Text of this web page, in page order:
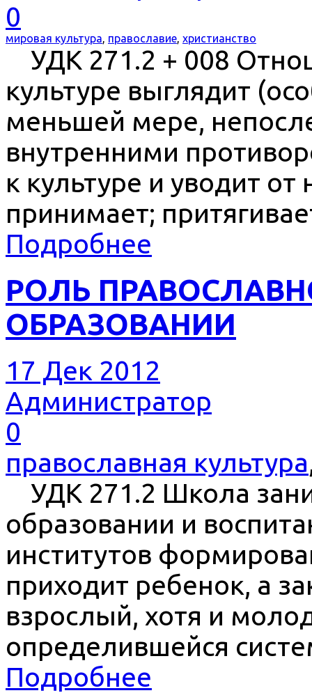
0
мировая культура, православие, христианство
УДК 271.2 + 008
культуре выглядит
меньшей мере,
внутренними
к культуре и уводит
принимает;
Подробнее
РОЛЬ
ОБРАЗОВАНИИ
17 Дек 2012
Администратор
0
православная культура
УДК 271.2 Школа
образовании и
институтов
приходит ребенок, а
взрослый, хотя и
определившейся
Подробнее